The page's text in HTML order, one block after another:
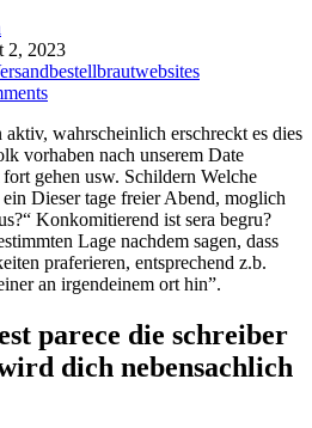
2, 2023
wahrscheinlich erschreckt es dies
vorhaben nach unserem Date
gehen usw. Schildern Welche
Dieser tage freier Abend, moglich
Konkomitierend ist sera begru?
Lage nachdem sagen, dass
praferieren, entsprechend z.b.
an irgendeinem ort hin”.
parece die schreiber
dich nebensachlich